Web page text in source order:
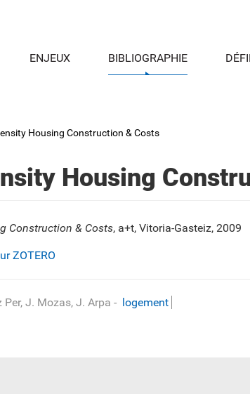
ENJEUX BIBLIOGRAPHIE
Housing Construction & Costs
Housing
Construction & Costs, a+t, Vitoria-Gasteiz, 2009
ZOTERO
Per, J. Mozas, J. Arpa - logement